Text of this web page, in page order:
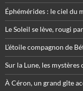
Éphémérides : le ciel du
Le Soleil se lève, rougi
L’étoile compagnon de
Sur la Lune, les
À Céron, un grand gîte